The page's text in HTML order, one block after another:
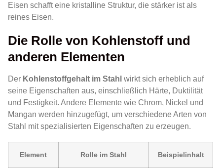
Eisen schafft eine kristalline Struktur, die stärker ist als
reines Eisen.
Die Rolle von Kohlenstoff und
anderen Elementen
Der Kohlenstoffgehalt im Stahl wirkt sich erheblich auf
seine Eigenschaften aus, einschließlich Härte, Duktilität
und Festigkeit. Andere Elemente wie Chrom, Nickel und
Mangan werden hinzugefügt, um verschiedene Arten von
Stahl mit spezialisierten Eigenschaften zu erzeugen.
Element Rolle im Stahl Beispielinhalt